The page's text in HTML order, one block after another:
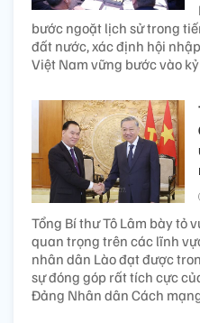
bước ngoặt lịch sử trong
đất nước, xác định hội
Việt Nam vững bước vào
Tổng Bí thư Tô Lâm bày tỏ
quan trọng trên các lĩnh
nhân dân Lào đạt được
sự đóng góp rất tích cực
Đảng Nhân dân Cách